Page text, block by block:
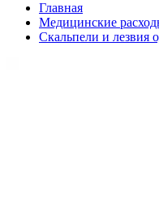
Главная
Медицинские
Скальпели и лезвия